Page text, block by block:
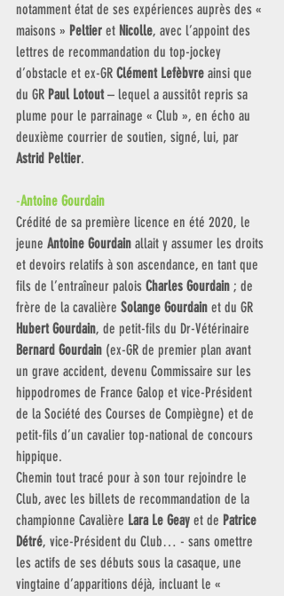
notamment état de ses expériences auprès des «
maisons » Peltier et Nicolle, avec l’appoint des
lettres de recommandation du top-jockey
d’obstacle et ex-GR Clément Lefèbvre ainsi que
du GR Paul Lotout – lequel a aussitôt repris sa
plume pour le parrainage « Club », en écho au
deuxième courrier de soutien, signé, lui, par
Astrid Peltier.
-Antoine Gourdain
Crédité de sa première licence en été 2020, le
jeune Antoine Gourdain allait y assumer les droits
et devoirs relatifs à son ascendance, en tant que
fils de l’entraîneur palois Charles Gourdain ; de
frère de la cavalière Solange Gourdain et du GR
Hubert Gourdain, de petit-fils du Dr-Vétérinaire
Bernard Gourdain (ex-GR de premier plan avant
un grave accident, devenu Commissaire sur les
hippodromes de France Galop et vice-Président
de la Société des Courses de Compiègne) et de
petit-fils d’un cavalier top-national de concours
hippique.
Chemin tout tracé pour à son tour rejoindre le
Club, avec les billets de recommandation de la
championne Cavalière Lara Le Geay et de Patrice
Détré, vice-Président du Club… - sans omettre
les actifs de ses débuts sous la casaque, une
vingtaine d’apparitions déjà, incluant le «